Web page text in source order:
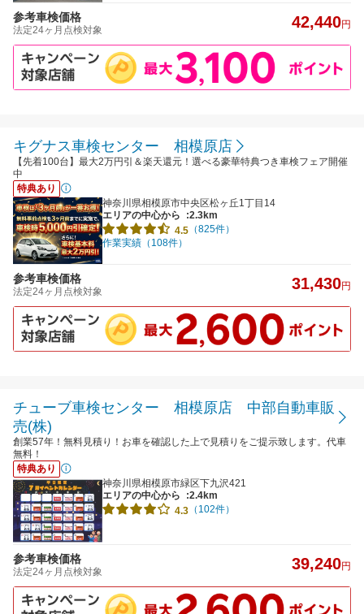
参考車検価格
法定24ヶ月点検対象 42,440円
キグナス車検センター 相模原店
【先着100台】最大2万円引＆楽天還元！選べる豪華特典つき車検フェア開催
中
特典あり
神奈川県相模原市中央区松ヶ丘1丁目14
エリアの中心から
:2.3km
4.5 （825件）
作業実績（108件）
参考車検価格
法定24ヶ月点検対象 31,430円
チューブ車検センター 相模原店 中部自動車販
売(株)
創業57年！無料見積り！お車を確認した上で見積りをご提示致します。代車
無料！
特典あり
神奈川県相模原市緑区下九沢421
エリアの中心から
:2.4km
4.3 （102件）
参考車検価格
法定24ヶ月点検対象 39,240円